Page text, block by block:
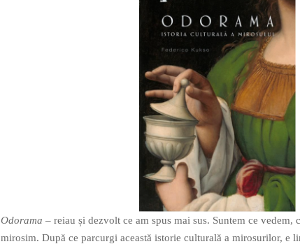
Odorama – reiau și dezvolt ce am spus mai sus. Suntem ce vedem,
mirosim. După ce parcurgi această istorie culturală a mirosurilor, e